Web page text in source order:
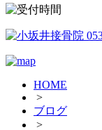
HOME
>
ブログ
>